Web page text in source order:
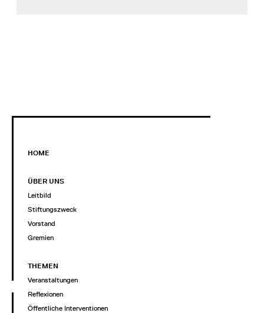
HOME
ÜBER UNS
Leitbild
Stiftungszweck
Vorstand
Gremien
THEMEN
Veranstaltungen
Reflexionen
Öffentliche Interventionen